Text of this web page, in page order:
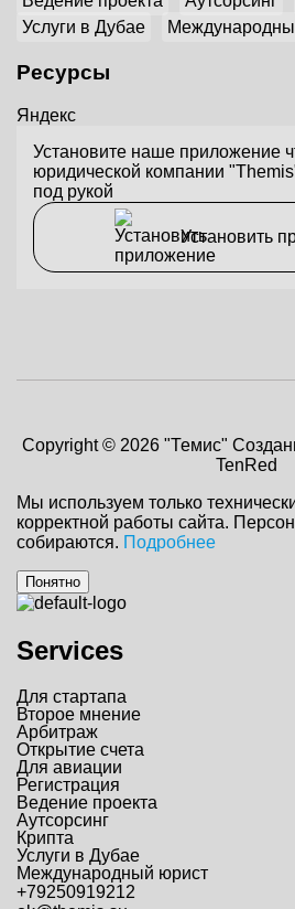
Услуги в Дубае
Ресурсы
Яндекс
Установите наше приложение
юридической компании
под рукой
Установить
Copyright © 2026 "Темис"
TenRed
Мы используем только
корректной работы сайта.
собираются. Подробнее
Понятно
Services
Для стартапа
Второе мнение
Арбитраж
Открытие счета
Для авиации
Регистрация
Ведение проекта
Аутсорсинг
Крипта
Услуги в Дубае
Международный юрист
+79250919212